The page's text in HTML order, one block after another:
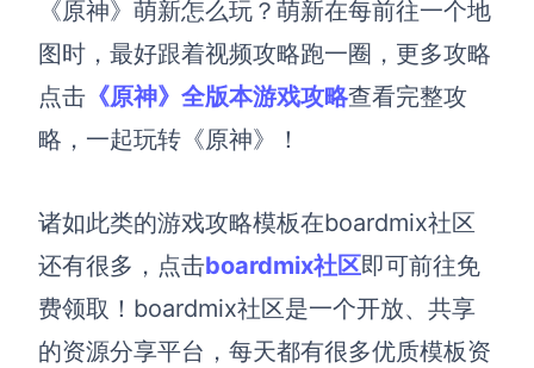
《原神》萌新怎么玩？萌新在每前往一个地
图时，最好跟着视频攻略跑一圈，更多攻略
点击 《原神》全版本游戏攻略查看完整攻
略，一起玩转《原神》！
诸如此类的游戏攻略模板在boardmix社区
还有很多，点击boardmix社区即可前往免
费领取！boardmix社区是一个开放、共享
的资源分享平台，每天都有很多优质模板资